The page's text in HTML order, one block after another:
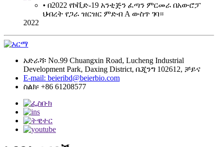
• በ2022 የኮቪድ-19 አንቲጅን ፈጣን ምርመራ በአውሮፓ
ህብረት የጋራ ዝርዝር ምድብ A ውስጥ ገባ።
2022
አድራሻ፡ No.99 Chuangxin Road, Lucheng Industrial
Development Park, Daxing District, ቤጂንግ 102612, ቻይና
E-mail: beieribd@beierbio.com
ስልክ፡ +86 61208577